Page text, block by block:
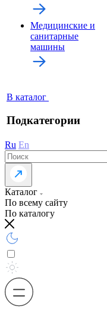
Медицинские и
санитарные
машины
В каталог
Подкатегории
Ru En
Каталог
По всему сайту
По каталогу